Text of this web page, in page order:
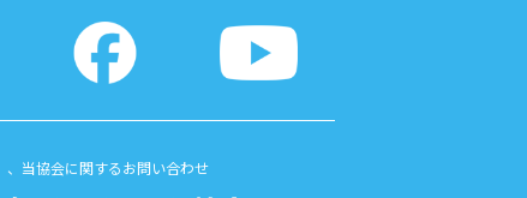
、当協会に関するお問い合わせ